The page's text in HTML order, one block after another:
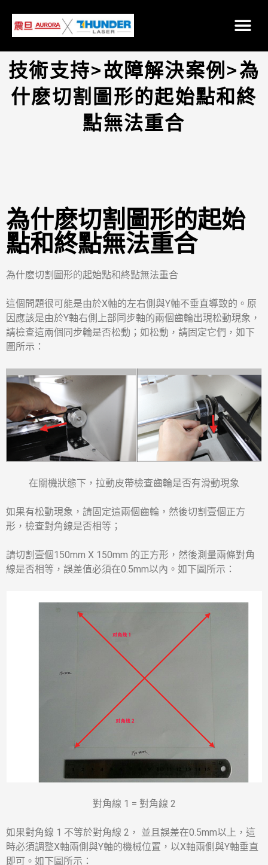
技術支持>故障解決案例>為
什麽切割圖形的起始點和終
點無法重合
為什麽切割圖形的起始
點和終點無法重合
為什麽切割圖形的起始點和終點無法重合
這個問題很可能是由於X軸的左右側與Y軸不垂直導致的。原
因應該是由於Y軸右側上部同步軸的兩個齒輪出現松動現象，
請檢查這兩個同步輪是否松動；如松動，請固定它們，如下
圖所示：
在關機狀態下，拉動皮帶檢查齒輪是否有滑動現象
如果有松動現象，請固定這兩個齒輪，然後切割壹個正方
形，檢查對角線是否相等；
請切割壹個150mm X 150mm 的正方形，然後測量兩條對角
線是否相等，誤差值必須在0.5mm以內。如下圖所示：
對角線 1 = 對角線 2
如果對角線 1 不等於對角線 2， 並且誤差在0.5mm以上，這
時必須調整X軸兩側與Y軸的機械位置，以X軸兩側與Y軸垂直
即可。如下圖所示：